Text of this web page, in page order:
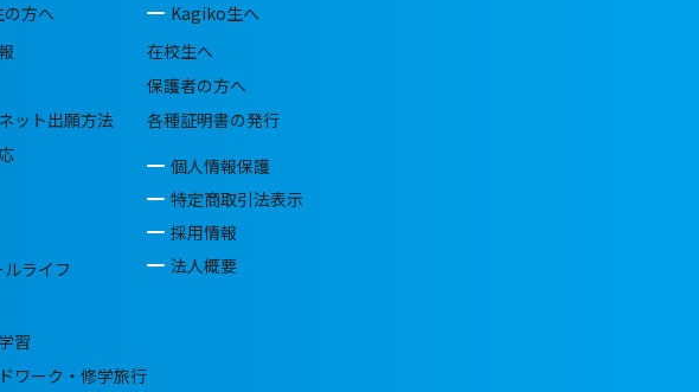
方へ
ット出願方法
ライフ
習
ワーク・修学旅行
Kagiko生へ
在校生へ
保護者の方へ
各種証明書の発行
個人情報保護
特定商取引法表示
採用情報
法人概要